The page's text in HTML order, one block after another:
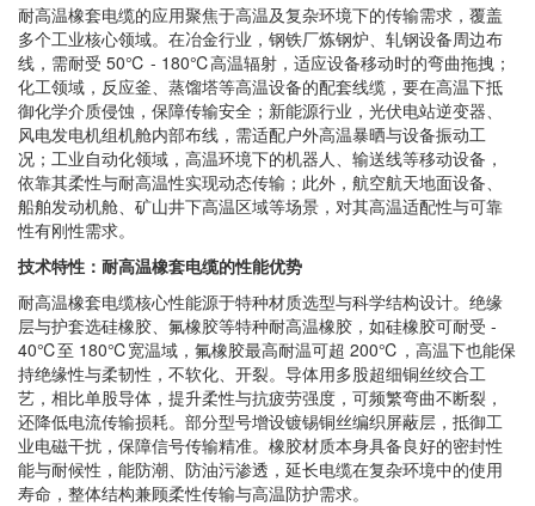
耐高温橡套电缆的应用聚焦于高温及复杂环境下的传输需求，覆盖
多个工业核心领域。在冶金行业，钢铁厂炼钢炉、轧钢设备周边布
线，需耐受 50℃ - 180℃高温辐射，适应设备移动时的弯曲拖拽；
化工领域，反应釜、蒸馏塔等高温设备的配套线缆，要在高温下抵
御化学介质侵蚀，保障传输安全；新能源行业，光伏电站逆变器、
风电发电机组机舱内部布线，需适配户外高温暴晒与设备振动工
况；工业自动化领域，高温环境下的机器人、输送线等移动设备，
依靠其柔性与耐高温性实现动态传输；此外，航空航天地面设备、
船舶发动机舱、矿山井下高温区域等场景，对其高温适配性与可靠
性有刚性需求。
技术特性：耐高温橡套电缆的性能优势
耐高温橡套电缆核心性能源于特种材质选型与科学结构设计。绝缘
层与护套选硅橡胶、氟橡胶等特种耐高温橡胶，如硅橡胶可耐受 -
40℃至 180℃宽温域，氟橡胶最高耐温可超 200℃，高温下也能保
持绝缘性与柔韧性，不软化、开裂。导体用多股超细铜丝绞合工
艺，相比单股导体，提升柔性与抗疲劳强度，可频繁弯曲不断裂，
还降低电流传输损耗。部分型号增设镀锡铜丝编织屏蔽层，抵御工
业电磁干扰，保障信号传输精准。橡胶材质本身具备良好的密封性
能与耐候性，能防潮、防油污渗透，延长电缆在复杂环境中的使用
寿命，整体结构兼顾柔性传输与高温防护需求。